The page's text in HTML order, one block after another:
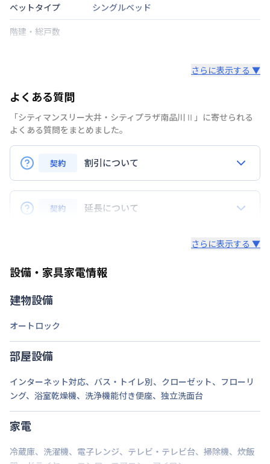
ベットタイプ
シングルベッド
階建・総戸数
禁煙・喫煙
交通
京浜急行電鉄本線
京浜東北・根岸線
駐車場
なし
さらに表示する ▼
よくある質問
「シティマンスリー大井・シティプラザ南品川Ⅱ」に寄せられる
よくある質問をまとめました。
契約 割引について
Q.リピーターの場合、割引はありますか？
A.はい、ございます。リピーターのお客様にはリピー
ター特典といたしまして、毎月の賃料から3,000円割
契約 延長について
法人契約の場合、通常延長は7日前までにご連絡いた
だければ、1日単位でのご延長が可能でざいます。
（ご延長が14日未満の場合は、そこで契約終了とさ
せていただきます。）
途中の解約も7日前までにご連絡いただければ、多く
いただいている料金は日割りでご返金いたします。
・個人契約の場合、期間確定の契約となります。ご延
長（再契約）の希望に添えない場合がございます。
さらに表示する ▼
設備・家具家電情報
建物設備
オートロック
部屋設備
インターネット対応、 バス・トイレ別、 クローゼット、 フローリ
ング、 浴室乾燥機、 洗浄機能付き便座、 独立洗面台
家電
冷蔵庫、 洗濯機、 電子レンジ、 テレビ・テレビ台、 掃除機、 炊飯